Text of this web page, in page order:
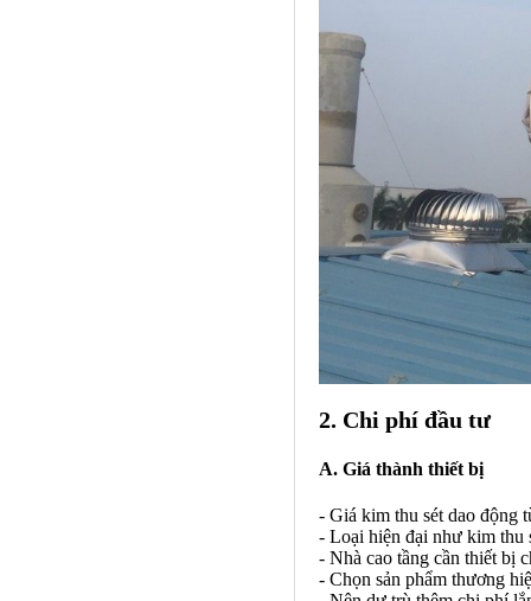
2. Chi phí đầu tư
A. Giá thành thiết bị
- Giá kim thu sét dao động
- Loại hiện đại như kim thu
- Nhà cao tầng cần thiết bị
- Chọn sản phẩm thương